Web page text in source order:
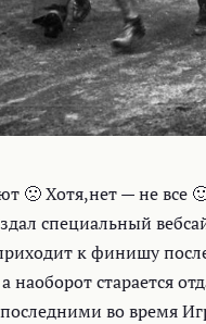
🙁 Хотя,нет — не все
специальный
приходит к финишу
старается
во время